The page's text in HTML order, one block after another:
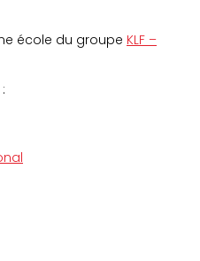
école du groupe KLF –